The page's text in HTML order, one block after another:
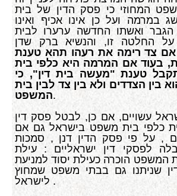
המחוזי כי פסק הדין של בית
במרמה ועל כן אינו אכיף ואינו
הגבר ואשתו החדשה ערערו לבית
על החלטה זו, והנשיא ברק שדן
אם צד רימה את רעהו תהא טענת
בעוד אם המרמה היא כלפי בית
טענת "מעשה בית דין", כי
בין הצדדים ולא בין צד לבין בית
המשפט.
עשויים, אם כן, לבטל פסק דין
כלפי בית משפט בישראל גם אם
, על פי פסק הדין דנן , סמכות
לפסקי דין ישראליים : עילת
המשפט הוכרה כעילת יסוד למניעת
שניתנו גם בבתי משפט שמחוץ
לישראל .